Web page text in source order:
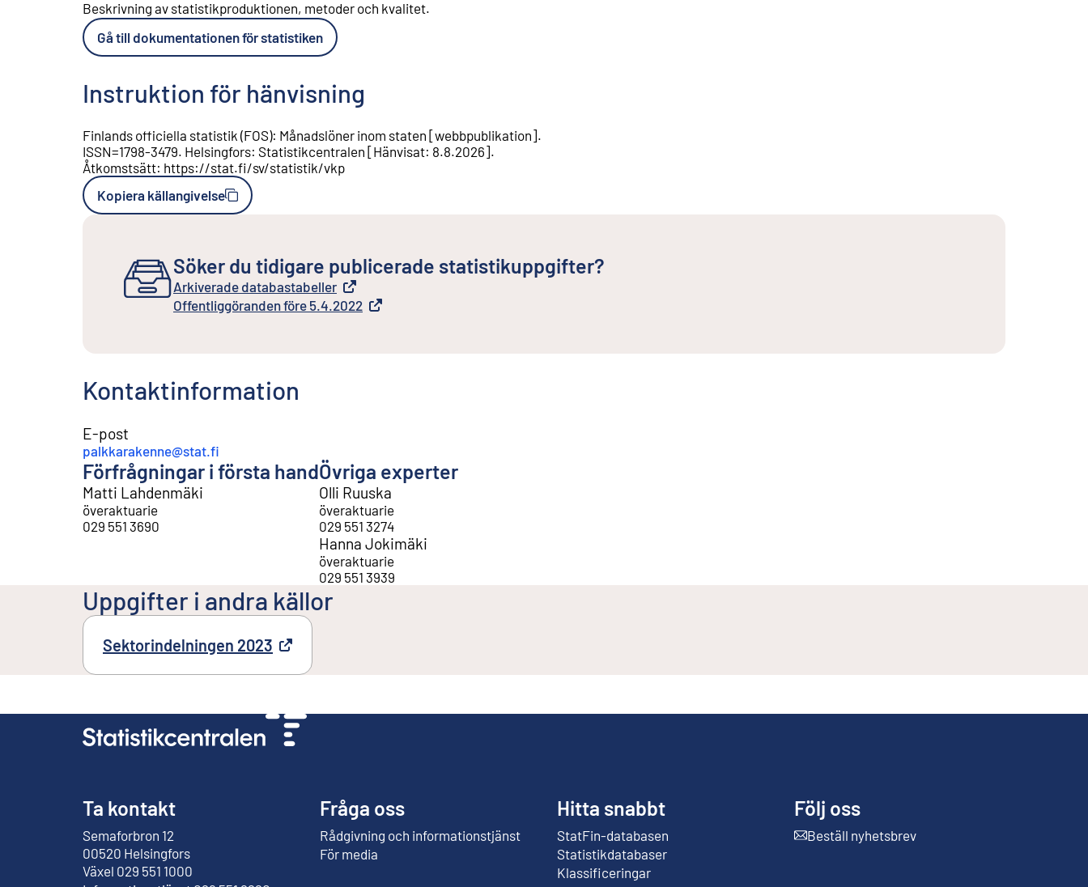
Beskrivning av statistikproduktionen, metoder och kvalitet.
Gå till dokumentationen för statistiken
Instruktion för hänvisning
Finlands officiella statistik (FOS): Månadslöner inom staten [webbpublikation].
ISSN=1798-3479. Helsingfors: Statistikcentralen [Hänvisat: 8.8.2026].
Åtkomstsätt: https://stat.fi/sv/statistik/vkp
Kopiera källangivelse
Söker du tidigare publicerade statistikuppgifter?
Arkiverade databastabeller
Extern länk
Offentliggöranden före 5.4.2022
Extern länk
Kontaktinformation
E-post
palkkarakenne@stat.fi
Förfrågningar i första hand
Matti Lahdenmäki
överaktuarie
029 551 3690
Övriga experter
Olli Ruuska
överaktuarie
029 551 3274
Hanna Jokimäki
överaktuarie
029 551 3939
Uppgifter i andra källor
Sektorindelningen 2023 Extern länk
Ta kontakt
Semaforbron 12
00520 Helsingfors
Extern länk
Växel 029 551 1000
Fråga oss
Rådgivning och informationstjänst
För media
Hitta snabbt
StatFin-databasen
Extern länk
Statistikdatabaser
Klassificeringar
Följ oss
Beställ nyhetsbrev
Extern länk